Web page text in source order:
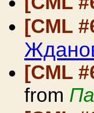
[CML
[CML
from